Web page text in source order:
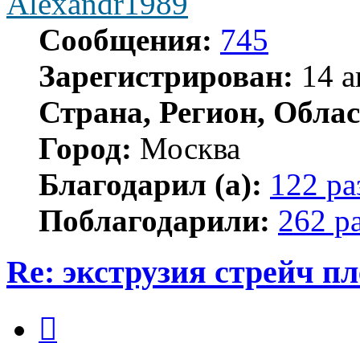
Сообщения: 745
Зарегистрирован: 14
Страна, Регион,
Город: Москва
Благодарил (а): 122
Поблагодарили: 262
Re: экструзия стрейч